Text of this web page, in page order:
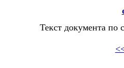
Текст документа по